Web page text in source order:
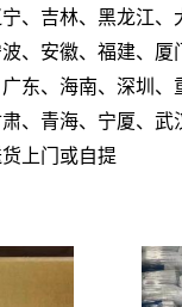
、吉林、黑龙江、
、安徽、福建、厦
东、海南、深圳、
、青海、宁厦、武
上门或自提